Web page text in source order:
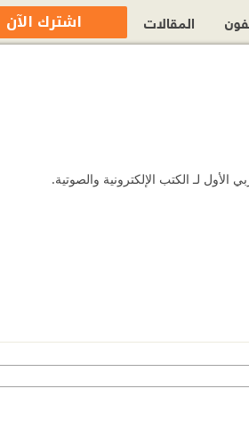
لـ الكتب الإلكترونية والصوتية.
المقالات اشترك الآن